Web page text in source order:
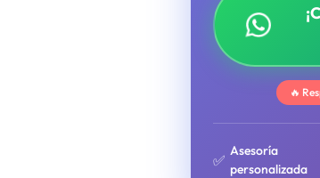
🔥
✅
Asesoría
personalizada